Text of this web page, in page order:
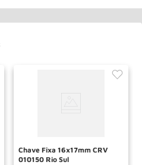
Chave Fixa 16x17mm CRV
010150 Rio Sul